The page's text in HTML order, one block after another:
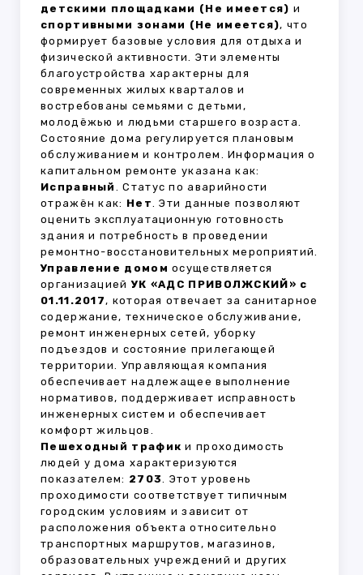
детскими площадками (Не имеется) и
спортивными зонами (Не имеется), что
формирует базовые условия для отдыха и
физической активности. Эти элементы
благоустройства характерны для
современных жилых кварталов и
востребованы семьями с детьми,
молодёжью и людьми старшего возраста.
Состояние дома регулируется плановым
обслуживанием и контролем. Информация о
капитальном ремонте указана как:
Исправный . Статус по аварийности
отражён как: Нет. Эти данные позволяют
оценить эксплуатационную готовность
здания и потребность в проведении
ремонтно-восстановительных мероприятий.
Управление домом осуществляется
организациейУК «АДС ПРИВОЛЖСКИЙ» с
01.11.2017, которая отвечает за санитарное
содержание, техническое обслуживание,
ремонт инженерных сетей, уборку
подъездов и состояние прилегающей
территории. Управляющая компания
обеспечивает надлежащее выполнение
нормативов, поддерживает исправность
инженерных систем и обеспечивает
комфорт жильцов.
Пешеходный трафик и проходимость
людей у дома характеризуются
показателем: 2703. Этот уровень
проходимости соответствует типичным
городским условиям и зависит от
расположения объекта относительно
транспортных маршрутов, магазинов,
образовательных учреждений и других